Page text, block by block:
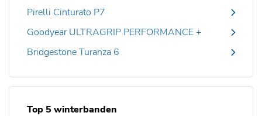
Pirelli Cinturato P7
Goodyear ULTRAGRIP PERFORMANCE +
Bridgestone Turanza 6
Top 5 winterbanden